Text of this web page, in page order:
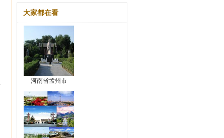
大家都在看
河南省孟州市